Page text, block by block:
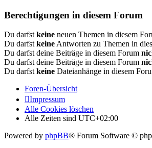
Berechtigungen in diesem Forum
Du darfst keine neuen Themen in diesem
Du darfst keine Antworten zu Themen in
Du darfst deine Beiträge in diesem Forum
Du darfst deine Beiträge in diesem Forum
Du darfst keine Dateianhänge in diesem
Foren-Übersicht
Impressum
Alle Cookies löschen
Alle Zeiten sind UTC+02:00
Powered by phpBB® Forum Software ©